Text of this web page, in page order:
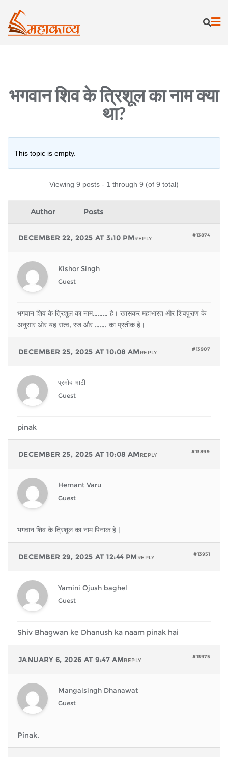
content
भगवान शिव के त्रिशूल का नाम क्या
था?
This topic is empty.
Viewing 9 posts - 1 through 9 (of 9 total)
Author Posts
DECEMBER 22, 2025 AT 3:10 PM #13874
REPLY
Kishor Singh
Guest
भगवान शिव के त्रिशूल का नाम……… हे। खासकर महाभारत और शिवपुराण के
अनुसार ओर यह सत्व, रज और ……. का प्रतीक हे।
DECEMBER 25, 2025 AT 10:08 AM #13907
REPLY
प्रमोद भाटी
Guest
pinak
DECEMBER 25, 2025 AT 10:08 AM #13899
REPLY
Hemant Varu
Guest
भगवान शिव के त्रिशूल का नाम पिनाक हे |
DECEMBER 29, 2025 AT 12:44 PM #13951
REPLY
Yamini Ojush baghel
Guest
Shiv Bhagwan ke Dhanush ka naam pinak hai
JANUARY 6, 2026 AT 9:47 AM #13975
REPLY
Mangalsingh Dhanawat
Guest
Pinak.